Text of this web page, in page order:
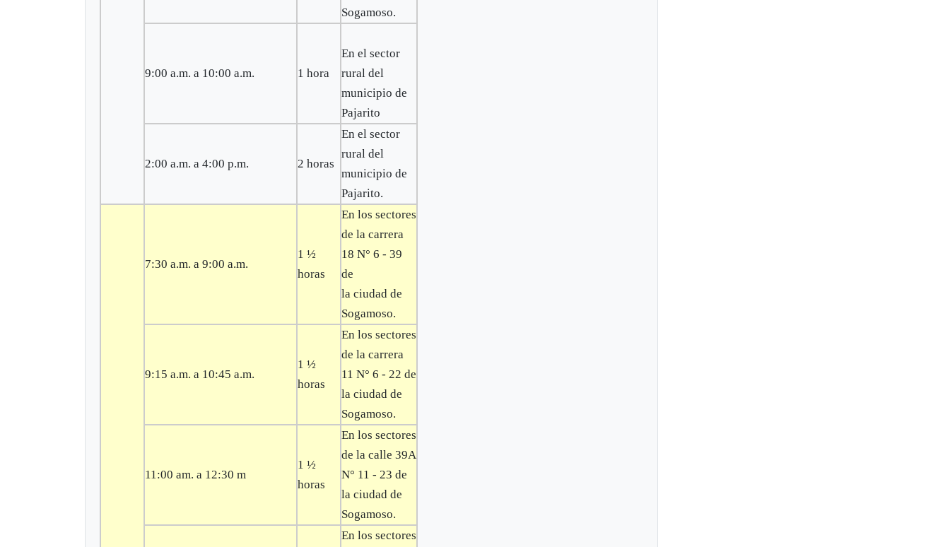
Sogamoso.
9:00 a.m. a 10:00 a.m. 1 hora
En el sector
rural del
municipio de
Pajarito
2:00 a.m. a 4:00 p.m. 2 horas
En el sector
rural del
municipio de
Pajarito.
7:30 a.m. a 9:00 a.m.
1 ½
horas
En los sectores
de la carrera
18 N° 6 - 39
de
la ciudad de
Sogamoso.
9:15 a.m. a 10:45 a.m.
1 ½
horas
En los sectores
de la carrera
11 N° 6 - 22 de
la ciudad de
Sogamoso.
11:00 am. a 12:30 m
1 ½
horas
En los sectores
de la calle 39A
N° 11 - 23 de
la ciudad de
Sogamoso.
En los sectores